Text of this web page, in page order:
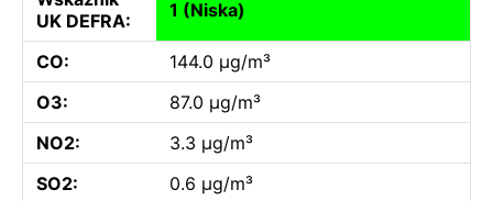
UK DEFRA:
1 (Niska)
CO:
144.0 µg/m³
O3:
87.0 µg/m³
NO2:
3.3 µg/m³
SO2:
0.6 µg/m³